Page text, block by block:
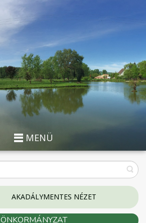
MENÜ
AKADÁLYMENTES NÉZET
ÖNKORMÁNYZAT